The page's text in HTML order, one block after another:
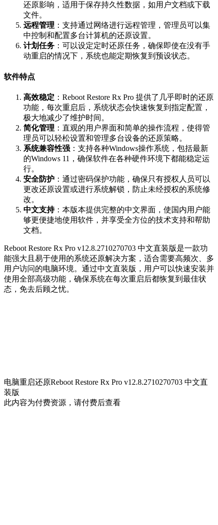
还原影响，适用于保存持久性数据，如用户文档或下载
文件。
远程管理 ：支持通过网络进行远程管理，管理员可以集
中控制和配置多台计算机的还原设置。
计划任务 ：可以设定定时还原任务，确保即使在没有手
动重启的情况下，系统也能定期恢复到预设状态。
软件特点
高效稳定 ：Reboot Restore Rx Pro 提供了几乎即时的还原
功能，每次重启后，系统状态会快速恢复到指定配置，
极大地减少了维护时间。
简化管理 ：直观的用户界面和简单的操作流程，使得管
理员可以轻松设置和管理多台设备的还原策略。
系统兼容性强 ：支持各种Windows操作系统，包括最新
的Windows 11，确保软件在各种硬件环境下都能稳定运
行。
安全防护 ：通过密码保护功能，确保只有授权人员可以
更改还原设置或进行系统解锁，防止未经授权的系统修
改。
中文支持：本版本提供完整的中文界面，使国内用户能
够更便捷地使用软件，并享受全方位的技术支持和帮助
文档。
Reboot Restore Rx Pro v12.8.2710270703 中文直装版是一款功
能强大且易于使用的系统还原解决方案，适合需要高频次、多
用户访问的电脑环境。通过中文直装版，用户可以快速安装并
使用全部高级功能，确保系统在每次重启后都恢复到最佳状
态，免去后顾之忧。
电脑重启还原Reboot Restore Rx Pro v12.8.2710270703 中文直
装版
此内容为付费资源，请付费后查看